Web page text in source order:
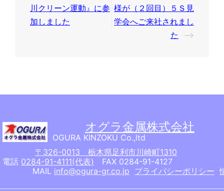
稿
ナ
ョ
川クリーン運動』に参
加しました
様が（２回目）５Ｓ見
学会へご来社されまし
た
⟶
オグラ金属株式会社
OGURA KINZOKU Co.,ltd
〒326-0013 栃木県足利市川崎町1310
電話 0284-91-4111(代表) FAX 0284-91-4127
MAIL info@ogura-gr.co.jp プライバシーポリシー